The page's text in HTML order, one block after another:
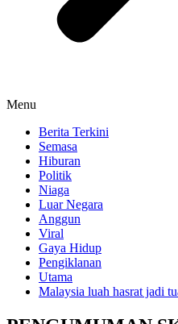
Menu
Berita Terkini
Semasa
Hiburan
Politik
Niaga
Luar Negara
Anggun
Viral
Gaya Hidup
Pengiklanan
Utama
Malaysia luah hasrat jadi